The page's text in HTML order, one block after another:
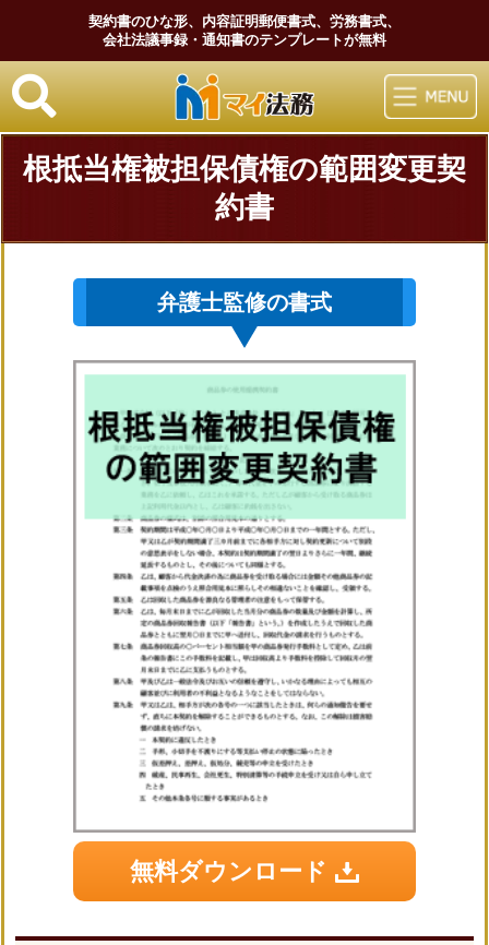
契約書のひな形、内容証明郵便書式、労務書式、
会社法議事録・通知書のテンプレートが無料
マイ法務
根抵当権被担保債権の範囲変更契
約書
弁護士監修の書式
無料ダウンロード